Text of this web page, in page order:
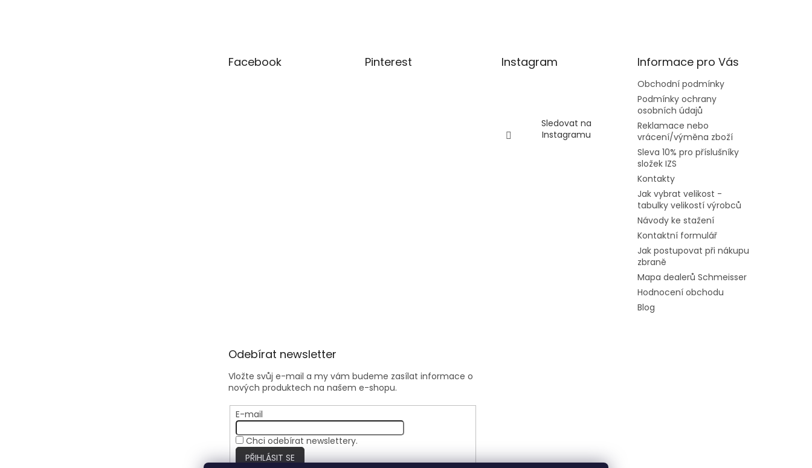
Facebook Pinterest Instagram
Sledovat na
Instagramu
Informace pro Vás
Obchodní podmínky
Podmínky ochrany
osobních údajů
Reklamace nebo
vrácení/výměna zboží
Sleva 10% pro příslušníky
složek IZS
Kontakty
Jak vybrat velikost -
tabulky velikostí výrobců
Návody ke stažení
Kontaktní formulář
Jak postupovat při nákupu
zbraně
Mapa dealerů Schmeisser
Hodnocení obchodu
Blog
Odebírat newsletter
Vložte svůj e-mail a my vám budeme zasílat informace o
nových produktech na našem e-shopu.
E-mail
Chci odebírat newslettery.
PŘIHLÁSIT SE